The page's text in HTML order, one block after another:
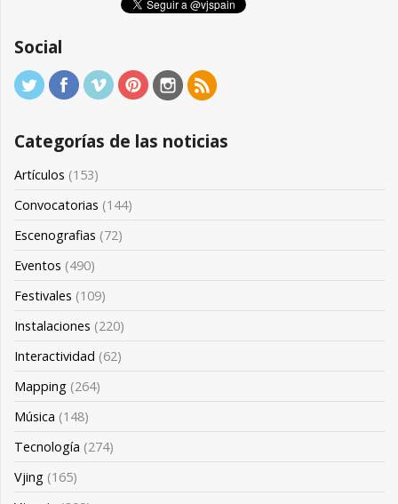
Social
Categorías de las noticias
Artículos (153)
Convocatorias (144)
Escenografias (72)
Eventos (490)
Festivales (109)
Instalaciones (220)
Interactividad (62)
Mapping (264)
Música (148)
Tecnología (274)
Vjing (165)